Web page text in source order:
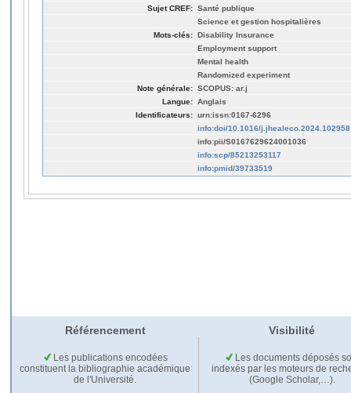
Sujet CREF: Santé publique
Science et gestion hospitalières
Mots-clés: Disability Insurance
Employment support
Mental health
Randomized experiment
Note générale: SCOPUS: ar.j
Langue: Anglais
Identificateurs: urn:issn:0167-6296
info:doi/10.1016/j.jhealeco.2024.102958
info:pii/S0167629624001036
info:scp/85213253117
info:pmid/39733519
Référencement Visibilité
Les publications encodées
constituent la bibliographie académique
de l'Université.
Les documents déposés
indexés par les moteurs de
(Google Scholar,…).